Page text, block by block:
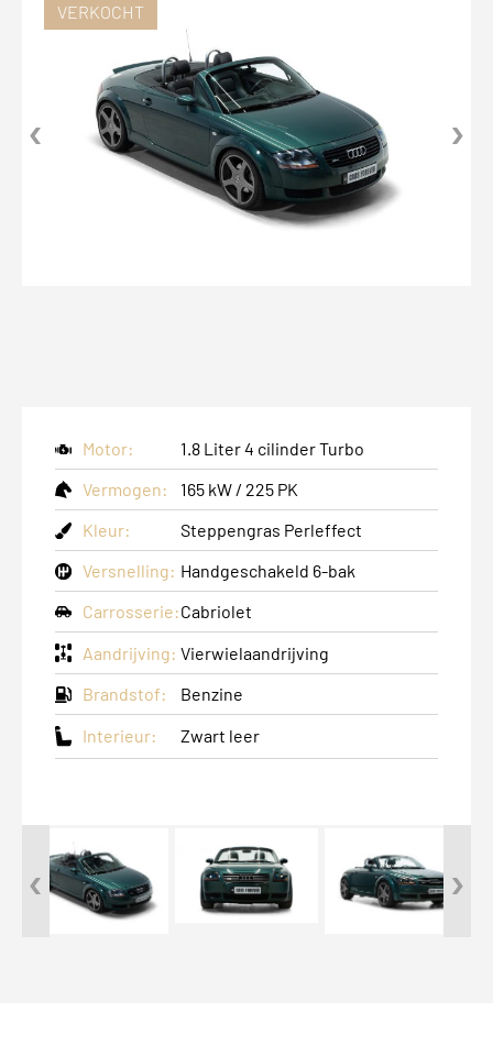
VERKOCHT
‹ ›
Motor:
1.8 Liter 4 cilinder Turbo
Vermogen:
165 kW / 225 PK
Kleur:
Steppengras Perleffect
Versnelling: Handgeschakeld 6-bak
Carrosserie:Cabriolet
Aandrijving: Vierwielaandrijving
Brandstof:
Benzine
Interieur: Zwart leer
‹ ›